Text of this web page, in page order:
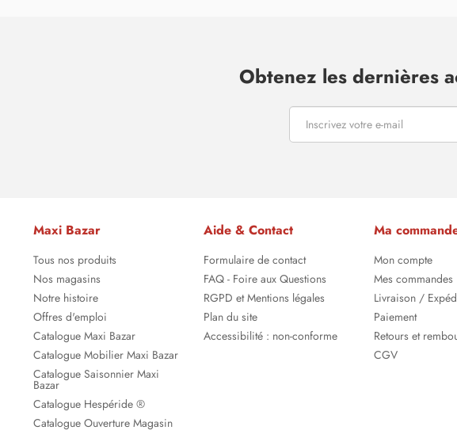
Obtenez les dernières
Maxi Bazar
Tous nos produits
Nos magasins
Notre histoire
Offres d'emploi
Catalogue Maxi Bazar
Catalogue Mobilier Maxi Bazar
Catalogue Saisonnier Maxi
Bazar
Catalogue Hespéride ®
Catalogue Ouverture Magasin
Aide & Contact
Formulaire de contact
FAQ - Foire aux Questions
RGPD et Mentions légales
Plan du site
Accessibilité : non-conforme
Ma
Mon compte
Mes commandes
Livraison /
Paiement
Retours et
CGV